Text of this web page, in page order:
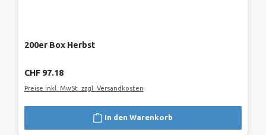
200er Box Herbst
Regulärer Preis:
CHF 97.18
Preise inkl. MwSt. zzgl. Versandkosten
In den Warenkorb